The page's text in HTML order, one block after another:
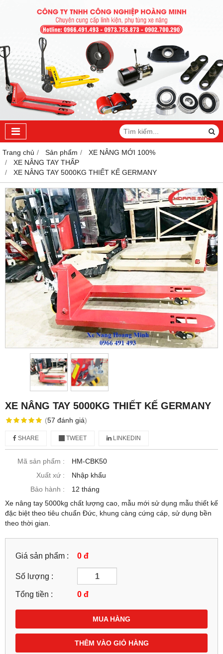
Trang chủ Sản phẩm
XE NÂNG MỚI 100%
XE NÂNG TAY THẤP
XE NÂNG TAY 5000KG THIẾT KẾ GERMANY
XE NÂNG TAY 5000KG THIẾT KẾ GERMANY
(57 đánh giá)
SHARE TWEET LINKEDIN
Mã sản phẩm :
HM-CBK50
Xuất xứ :
Nhập khẩu
Bảo hành :
12 tháng
Xe nâng tay 5000kg chất lượng cao, mẫu mới sử dụng mẫu thiết kế
đặc biệt theo tiêu chuẩn Đức, khung càng cứng cáp, sử dụng bền
theo thời gian.
Giá sản phẩm : 0 đ
Số lượng :
Tổng tiền : 0 đ
MUA HÀNG
THÊM VÀO GIỎ HÀNG